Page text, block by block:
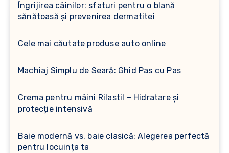
Îngrijirea câinilor: sfaturi pentru o blană
sănătoasă și prevenirea dermatitei
Cele mai căutate produse auto online
Machiaj Simplu de Seară: Ghid Pas cu Pas
Crema pentru mâini Rilastil – Hidratare și
protecție intensivă
Baie modernă vs. baie clasică: Alegerea perfectă
pentru locuința ta